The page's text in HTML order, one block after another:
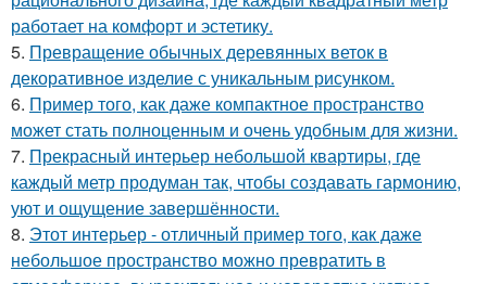
работает на комфорт и эстетику.
5. Превращение обычных деревянных веток в
декоративное изделие с уникальным рисунком.
6. Пример того, как даже компактное пространство
может стать полноценным и очень удобным для жизни.
7. Прекрасный интерьер небольшой квартиры, где
каждый метр продуман так, чтобы создавать гармонию,
уют и ощущение завершённости.
8. Этот интерьер - отличный пример того, как даже
небольшое пространство можно превратить в